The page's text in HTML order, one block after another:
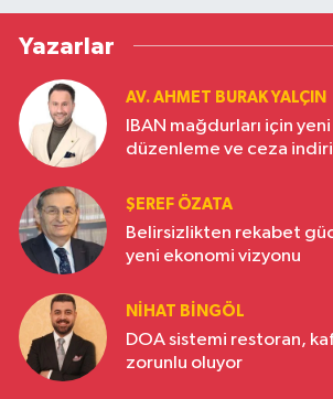
Yazarlar
AV. AHMET BURAK YALÇIN
IBAN mağdurları için
düzenleme ve ceza
ŞEREF ÖZATA
Belirsizlikten rekabet
yeni ekonomi vizyonu
NIHAT BINGÖL
DOA sistemi restoran,
zorunlu oluyor